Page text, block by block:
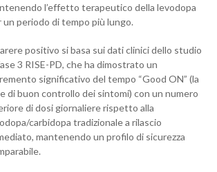
l’effetto terapeutico della levodopa
un periodo di tempo più lungo.
positivo si basa sui dati clinici dello studio
3 RISE-PD, che ha dimostrato un
significativo del tempo “Good ON” (la
di buon controllo dei sintomi) con un numero
di dosi giornaliere rispetto alla
carbidopa tradizionale a rilascio
mantenendo un profilo di sicurezza